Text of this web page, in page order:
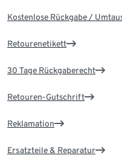
Kostenlose Rückgabe /
Retourenetikett
30 Tage Rückgaberecht
Retouren-Gutschrift
Reklamation
Ersatzteile & Reparatur